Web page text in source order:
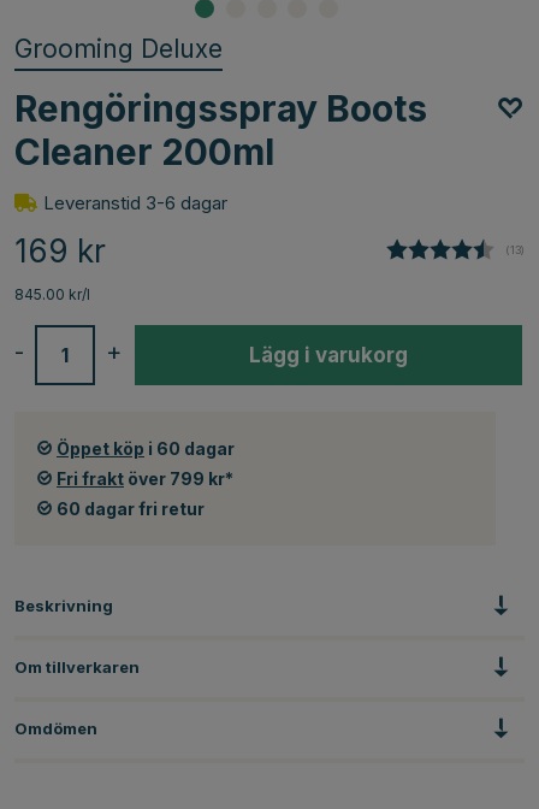
Grooming Deluxe
Rengöringsspray Boots
Cleaner 200ml
Leveranstid 3-6 dagar
169 kr (13)
845.00 kr/l
+
- Lägg i varukorg
Öppet köp i 60 dagar
Fri frakt över 799 kr*
60 dagar fri retur
Beskrivning
Om tillverkaren
Omdömen